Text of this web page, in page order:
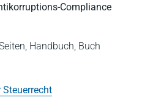
Compliance
Handbuch, Buch
Steuerrecht